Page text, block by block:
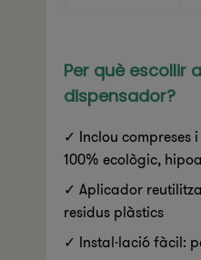
Per què escollir
dispensador?
✓ Inclou compreses
100% ecològic,
✓ Aplicador
residus plàstics
✓ Instal·lació fàcil: